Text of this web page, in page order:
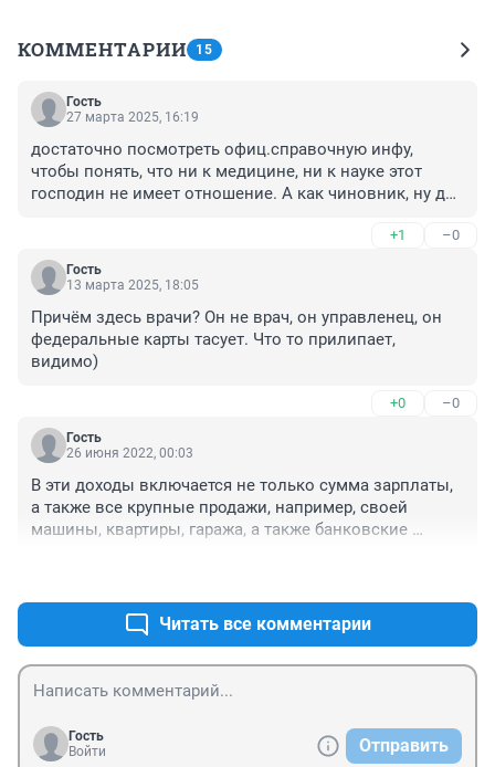
КОММЕНТАРИИ 15
Гость
27 марта 2025, 16:19
достаточно посмотреть офиц.справочную инфу,
чтобы понять, что ни к медицине, ни к науке этот
господин не имеет отношение. А как чиновник, ну да,
+1 –0
Гость
13 марта 2025, 18:05
Причём здесь врачи? Он не врач, он управленец, он
федеральные карты тасует. Что то прилипает,
видимо)
+0 –0
Гость
26 июня 2022, 00:03
В эти доходы включается не только сумма зарплаты,
а также все крупные продажи, например, своей
машины, квартиры, гаража, а также банковские
Читать все комментарии
Гость
Войти
Отправить